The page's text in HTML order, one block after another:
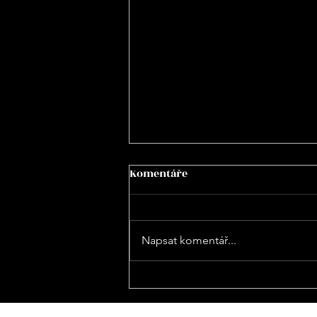
Jak vznikl burger a kde
mají ty nejlepší burgery🍔v
Komentáře
Napsat komentář...